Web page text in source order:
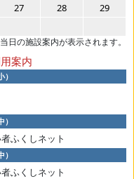
27 28
29
日の施設案内が表示されます。
案内
ふくしネット
ふくしネット